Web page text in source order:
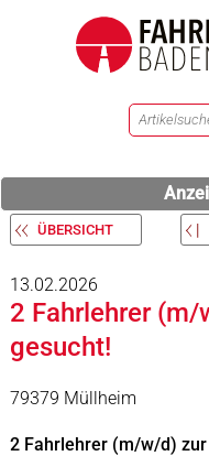
ÜBERSICHT
13.02.2026
2 Fahrlehrer
gesucht!
79379 Müllheim
2 Fahrlehrer (m/w/d)